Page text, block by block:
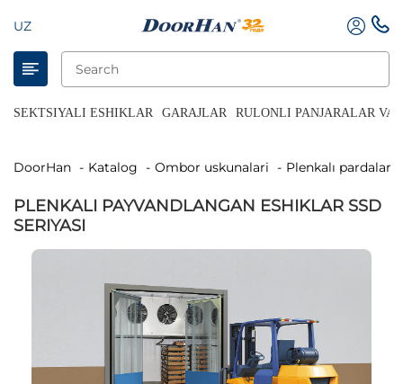
UZ
SEKTSIYALI ESHIKLAR GARAJLAR RULONLI PANJARALAR VA
DoorHan Katalog Ombor uskunalari Plenkalı pardalar
PLENKALI PAYVANDLANGAN ESHIKLAR SSD
SERIYASI